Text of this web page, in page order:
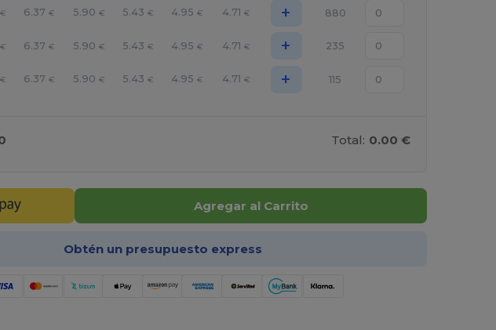
€ 6.37 € 5.90 € 5.43 € 4.95 € 4.71 € + 880
€ 6.37 € 5.90 € 5.43 € 4.95 € 4.71 € + 235
€ 6.37 € 5.90 € 5.43 € 4.95 € 4.71 € + 115
Total: 0.00 €
Agregar al Carrito
Obtén un presupuesto express